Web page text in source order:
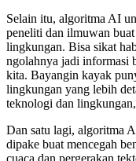
Selain itu, algoritma AI
peneliti dan ilmuwan
lingkungan. Bisa sikat
ngolahnya jadi informasi
kita. Bayangin kayak
lingkungan yang lebih
teknologi dan
Dan satu lagi, algoritma
dipake buat mencegah